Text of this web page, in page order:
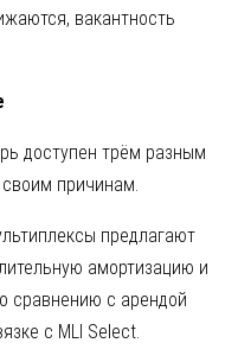
вакантность
доступен трём разным
причинам.
предлагают
амортизацию и
сравнению с арендой
с MLI Select.